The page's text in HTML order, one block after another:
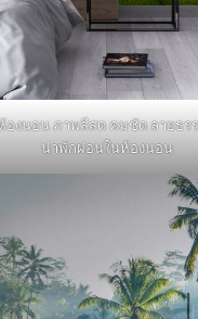
องนอน ภาพสีสด คมชัด ลายธร
น่าพักผ่อนในห้องนอน